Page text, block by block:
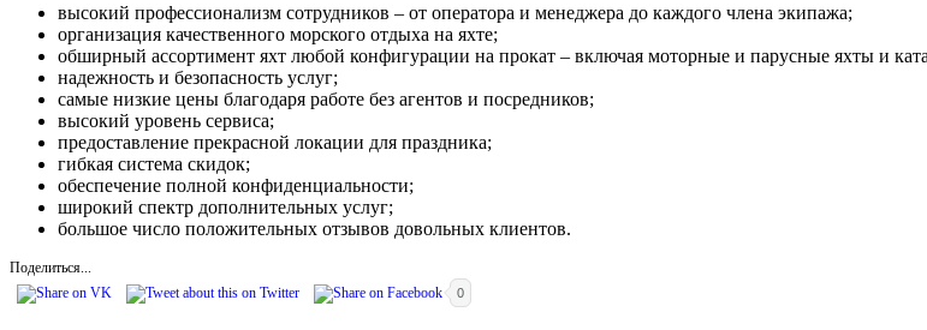
высокий профессионализм сотрудников – от оператора и менеджера до каждого члена экипажа;
организация качественного морского отдыха на яхте;
обширный ассортимент яхт любой конфигурации на прокат – включая моторные и парусные яхты и
надежность и безопасность услуг;
самые низкие цены благодаря работе без агентов и посредников;
высокий уровень сервиса;
предоставление прекрасной локации для праздника;
гибкая система скидок;
обеспечение полной конфиденциальности;
широкий спектр дополнительных услуг;
большое число положительных отзывов довольных клиентов.
Поделиться...
0